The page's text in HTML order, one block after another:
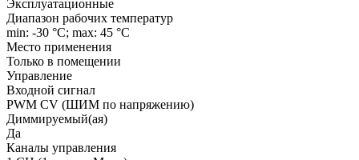
Эксплуатационные
Диапазон рабочих температур
min: -30 °C; max: 45 °C
Место применения
Только в помещении
Управление
Входной сигнал
PWM СV (ШИМ по напряжению)
Диммируемый(ая)
Да
Каналы управления